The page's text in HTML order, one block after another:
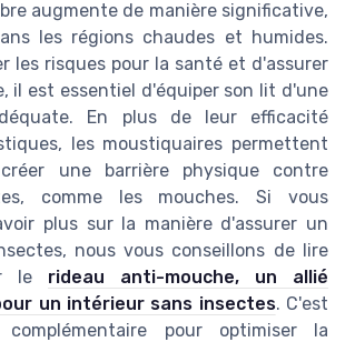
augmente de manière significative,
les régions chaudes et humides.
les risques pour la santé et d'assurer
il est essentiel d'équiper son lit d'une
En plus de leur efficacité
les moustiquaires permettent
une barrière physique contre
comme les mouches. Si vous
plus sur la manière d'assurer un
nous vous conseillons de lire
le rideau anti-mouche, un allié
un intérieur sans insectes. C'est
complémentaire pour optimiser la